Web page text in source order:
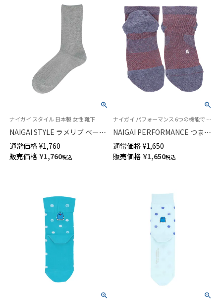
ナイガイ スタイル 日本製 女性 靴下
NAIGAI STYLE ラメリブ ベーシ
ック クルー丈 レディース ソッ
クス 03098207
通常価格 ¥1,760
販売価格 ¥1,760税込
ナイガイ パフォーマンス 6つの機能で ウォーキング ランニング スポーツをサポート 消臭糸使用 女性 婦人 靴下
NAIGAI PERFORMANCE つま先
かかとパイル 3D左右設計 アー
チフィットサポート ソックス
90度ヒール ショート丈 レディ
通常価格 ¥1,650
販売価格 ¥1,650税込